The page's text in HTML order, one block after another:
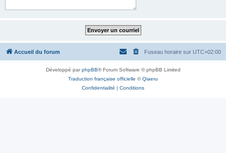
Accueil du forum Fuseau horaire sur UTC+02:00
Développé parphpBB® Forum Software © phpBB Limited
Traduction française officielle ©Qiaeru
Confidentialité | Conditions